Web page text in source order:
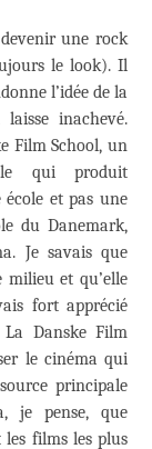
une rock
le look). Il
l’idée de la
inachevé.
Film School, un
qui produit
et pas une
du Danemark,
Je savais que
milieu et qu’elle
fort apprécié
Danske Film
le cinéma qui
principale
je pense, que
les films les plus